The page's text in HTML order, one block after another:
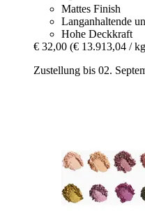
Mattes Finish
Langanhaltende
Hohe Deckkraft
€ 32,00 (€ 13.913,04 /
Zustellung bis 02.